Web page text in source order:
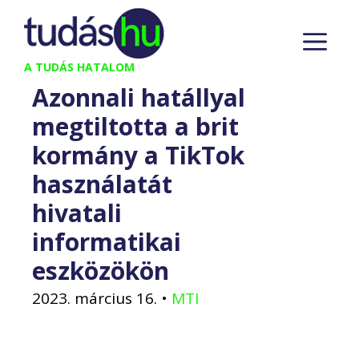
Kilépés
tartalomba
A TUDÁS HATALOM
Azonnali hatállyal
megtiltotta a brit
kormány a TikTok
használatát
hivatali
informatikai
eszközökön
2023. március 16. • MTI